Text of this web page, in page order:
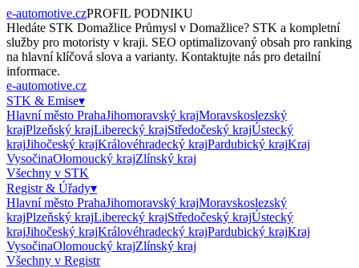
e-automotive.czPROFIL PODNIKU
Hledáte STK Domažlice Průmysl v Domažlice? STK a kompletní
služby pro motoristy v kraji. SEO optimalizovaný obsah pro ranking
na hlavní klíčová slova a varianty. Kontaktujte nás pro detailní
informace.
e-automotive.cz
STK & Emise▾
Hlavní město PrahaJihomoravský krajMoravskoslezský
krajPlzeňský krajLiberecký krajStředočeský krajÚstecký
krajJihočeský krajKrálovéhradecký krajPardubický krajKraj
VysočinaOlomoucký krajZlínský kraj
Všechny v STK
Registr & Úřady▾
Hlavní město PrahaJihomoravský krajMoravskoslezský
krajPlzeňský krajLiberecký krajStředočeský krajÚstecký
krajJihočeský krajKrálovéhradecký krajPardubický krajKraj
VysočinaOlomoucký krajZlínský kraj
Všechny v Registr